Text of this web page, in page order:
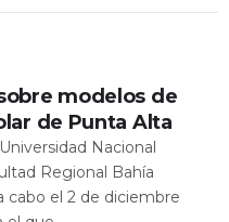
modelos de
de Punta Alta
Nacional
Regional Bahía
cabo el 2 de diciembre